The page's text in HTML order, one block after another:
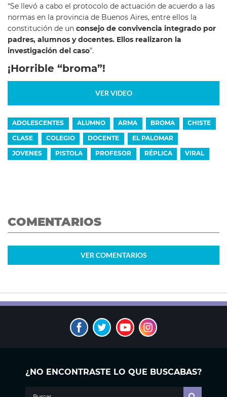
“Se llevó a cabo el protocolo de actuación de acuerdo a las
normas en la provincia de Buenos Aires, entre ellos la
constitución de un consejo de convivencia integrado por
padres, alumnos y docentes. Ellos realizaron la
investigación del caso”.
¡Horrible “broma”!
VER VIDEO
ADOLESCENTES ALUMNO ARMA BROMA CHISTE
CLASE COLEGIO DOCENTE EL PALOMAR
JOVENES PISTOLA PROFESOR RÉPLICA VIRAL
COMENTARIOS
VER COMENTARIOS
¿NO ENCONTRASTE LO QUE BUSCABAS?